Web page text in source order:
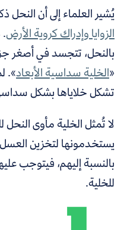
يُشير العلماء إلى أن النحل
الزوايا وإدراك كروية الأرض.
بالنحل، تتجسد في أصغر
«الخلية سداسية الأبعاد».
تشكل خلاياها بشكل
لا تُمثل الخلية مأوى النحل
يستخدمونها لتخزين
بالنسبة إليهم، فيتوجب
للخلية.